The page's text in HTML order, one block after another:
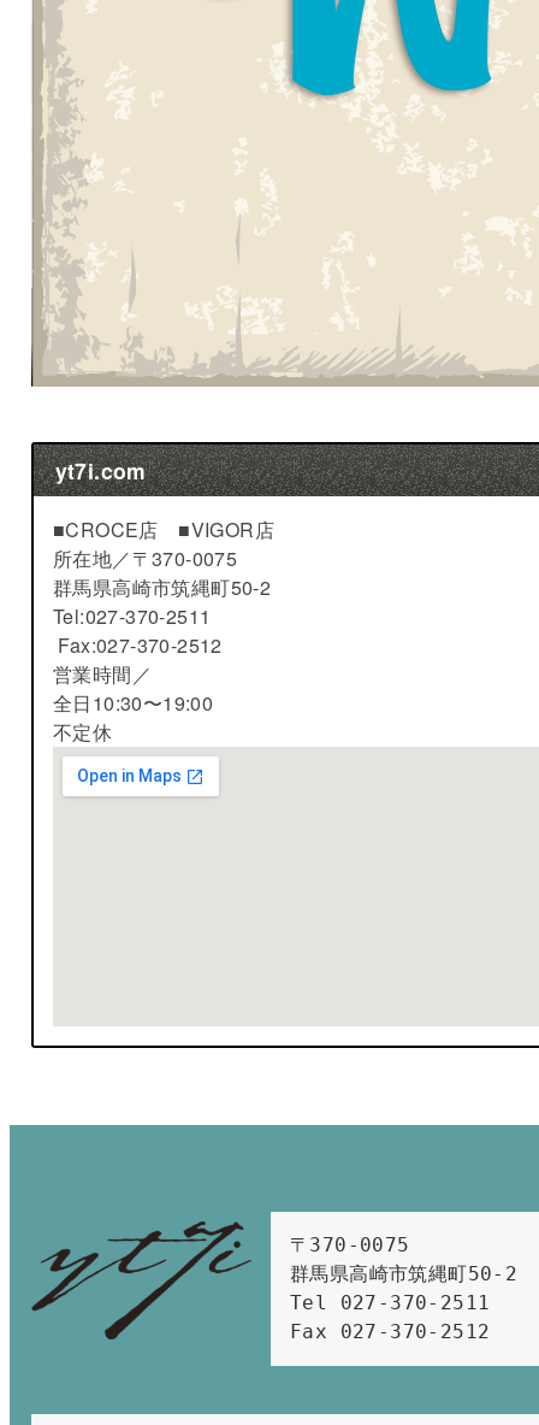
yt7i.com
■CROCE店 ■VIGOR店
所在地／〒370-0075
群馬県高崎市筑縄町50-2
Tel:027-370-2511
Fax:027-370-2512
営業時間／
全日10:30〜19:00
不定休
〒370-0075
群馬県高崎市筑縄町50-2
Tel 027-370-2511
Fax 027-370-2512